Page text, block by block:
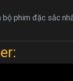
bộ phim đặc sắc